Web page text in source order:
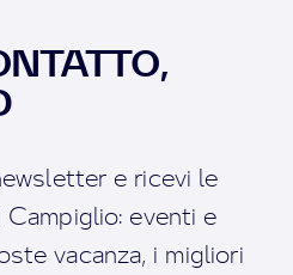
e ricevi le
eventi e
vacanza, i migliori